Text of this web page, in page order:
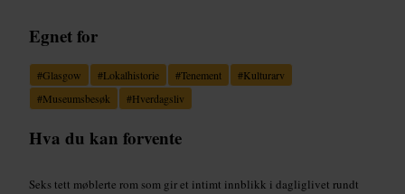
Egnet for
#Glasgow #Lokalhistorie #Tenement #Kulturarv
#Museumsbesøk #Hverdagsliv
Hva du kan forvente
Seks tett møblerte rom som gir et intimt innblikk i dagliglivet rundt